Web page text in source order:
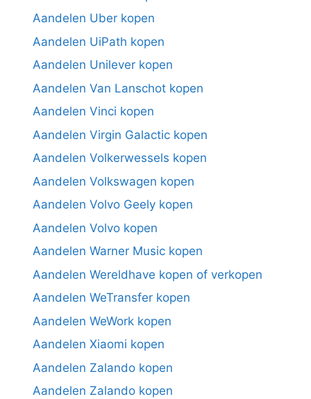
Aandelen Uber kopen
Aandelen UiPath kopen
Aandelen Unilever kopen
Aandelen Van Lanschot kopen
Aandelen Vinci kopen
Aandelen Virgin Galactic kopen
Aandelen Volkerwessels kopen
Aandelen Volkswagen kopen
Aandelen Volvo Geely kopen
Aandelen Volvo kopen
Aandelen Warner Music kopen
Aandelen Wereldhave kopen of verkopen
Aandelen WeTransfer kopen
Aandelen WeWork kopen
Aandelen Xiaomi kopen
Aandelen Zalando kopen
Aandelen Zalando kopen